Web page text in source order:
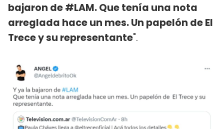
bajaron de #LAM. Que tenía una nota
arreglada hace un mes. Un papelón de El
Trece y su representante".